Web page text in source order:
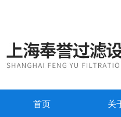
首页 关